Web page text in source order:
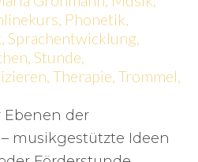
, Phonetik,
, Sprachentwicklung,
, Stunde,
, Therapie, Trommel,